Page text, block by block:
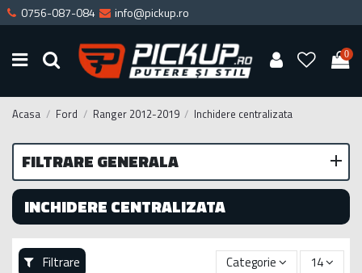
0756-087-084 info@pickup.ro
0
Acasa Ford Ranger 2012-2019 Inchidere centralizata
INCHIDERE CENTRALIZATA
Filtrare Categorie 14
FILTRARE GENERALA